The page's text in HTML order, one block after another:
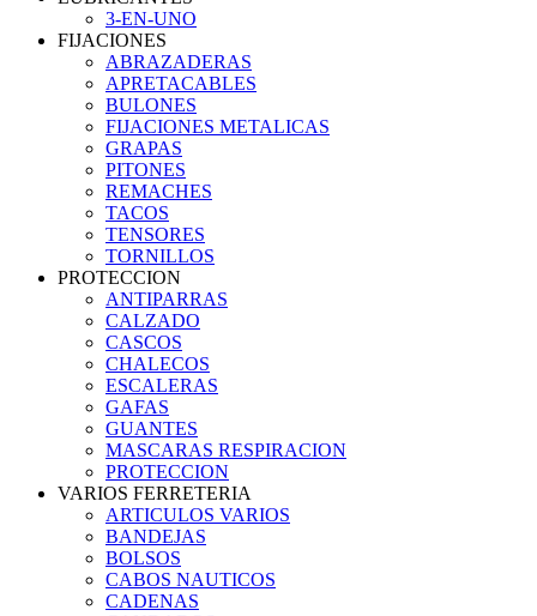
3-EN-UNO
FIJACIONES
ABRAZADERAS
APRETACABLES
BULONES
FIJACIONES METALICAS
GRAPAS
PITONES
REMACHES
TACOS
TENSORES
TORNILLOS
PROTECCION
ANTIPARRAS
CALZADO
CASCOS
CHALECOS
ESCALERAS
GAFAS
GUANTES
MASCARAS RESPIRACION
PROTECCION
VARIOS FERRETERIA
ARTICULOS VARIOS
BANDEJAS
BOLSOS
CABOS NAUTICOS
CADENAS